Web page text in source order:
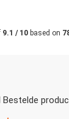
9.1 / 10 based on